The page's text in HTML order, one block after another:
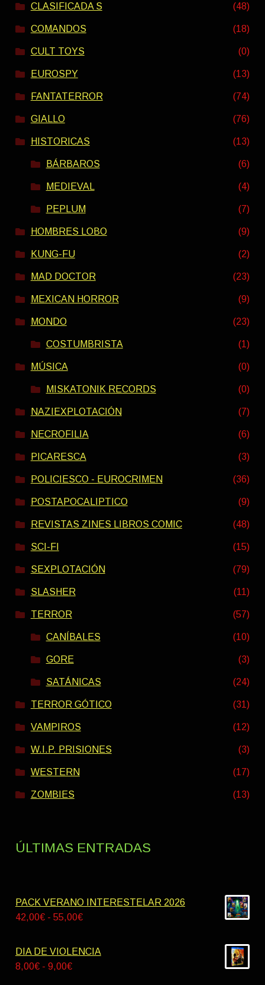
CLASIFICADA S (48)
COMANDOS (18)
CULT TOYS (0)
EUROSPY (13)
FANTATERROR (74)
GIALLO (76)
HISTORICAS (13)
BÁRBAROS (6)
MEDIEVAL (4)
PEPLUM (7)
HOMBRES LOBO (9)
KUNG-FU (2)
MAD DOCTOR (23)
MEXICAN HORROR (9)
MONDO (23)
COSTUMBRISTA (1)
MÚSICA (0)
MISKATONIK RECORDS (0)
NAZIEXPLOTACIÓN (7)
NECROFILIA (6)
PICARESCA (3)
POLICIESCO - EUROCRIMEN (36)
POSTAPOCALIPTICO (9)
REVISTAS ZINES LIBROS COMIC (48)
SCI-FI (15)
SEXPLOTACIÓN (79)
SLASHER (11)
TERROR (57)
CANÍBALES (10)
GORE (3)
SATÁNICAS (24)
TERROR GÓTICO (31)
VAMPIROS (12)
W.I.P. PRISIONES (3)
WESTERN (17)
ZOMBIES (13)
ÚLTIMAS ENTRADAS
PACK VERANO INTERESTELAR 2026
42,00€ - 55,00€Rango
precios:
DIA DE VIOLENCIA
8,00€ - 9,00€Rango